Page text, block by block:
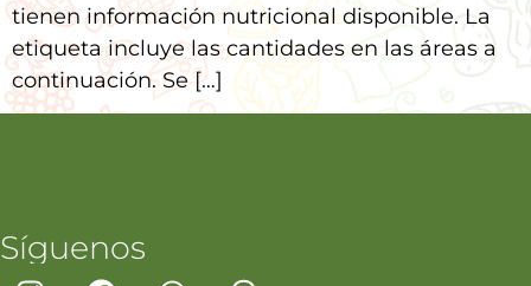
tienen información nutricional disponible. La
etiqueta incluye las cantidades en las áreas a
continuación. Se […]
Síguenos